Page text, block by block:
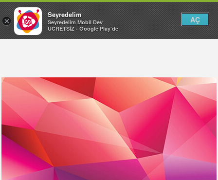
×
Seyredelim
Seyredelim Mobil Dev
ÜCRETSİZ - Google Play'de
AÇ